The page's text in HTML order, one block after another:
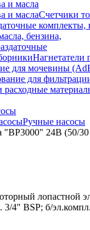
и масла
и маслаСчетчики
комплекты,
бензина,
Нагнетатели
для мочевины
для
расходные
Ручные насосы
"BP3000" 24В (50/
лопастной
3/4" BSP; б/